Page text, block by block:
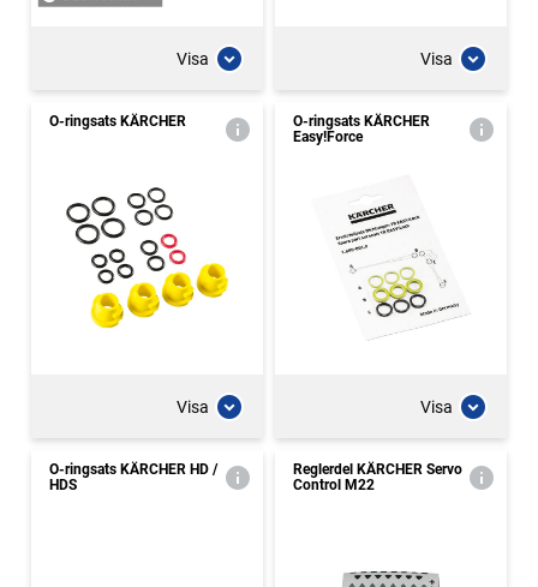
Visa Visa
O-ringsats KÄRCHER
Visa
O-ringsats KÄRCHER
Easy!Force
Visa
O-ringsats KÄRCHER HD /
HDS
Reglerdel KÄRCHER Servo
Control M22